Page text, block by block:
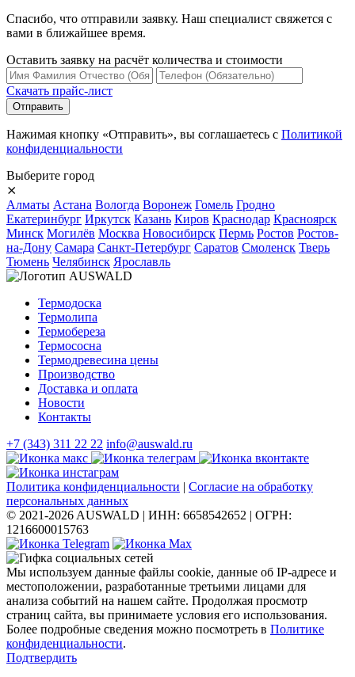
Спасибо, что отправили заявку. Наш специалист свяжется с
вами в ближайшее время.
Оставить заявку на расчёт количества и стоимости
Скачать прайс-лист
Нажимая кнопку «Отправить», вы соглашаетесь с Политикой
конфиденциальности
Выберите город
⨯
Алматы Астана Вологда Воронеж Гомель Гродно
Екатеринбург Иркутск Казань Киров Краснодар Красноярск
Минск Могилёв Москва Новосибирск Пермь Ростов Ростов-
на-Дону Самара Санкт-Петербург Саратов Смоленск Тверь
Тюмень Челябинск Ярославль
Термодоска
Термолипа
Термобереза
Термососна
Термодревесина цены
Производство
Доставка и оплата
Новости
Контакты
+7 (343) 311 22 22 info@auswald.ru
Политика конфиденциальности | Согласие на обработку
персональных данных
© 2021-2026 AUSWALD | ИНН: 6658542652 | ОГРН:
1216600015763
Мы используем данные файлы cookie, данные об IP-адресе и
местоположении, разработанные третьими лицами для
анализа событий на нашем сайте. Продолжая просмотр
страниц сайта, вы принимаете условия его использования.
Более подробные сведения можно посмотреть в Политике
конфиденциальности.
Подтвердить